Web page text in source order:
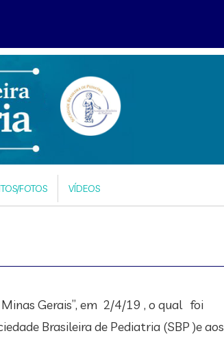
FOTOS VÍDEOS
Gerais”, em 2/4/19 , o qual foi
Brasileira de Pediatria (SBP )e aos